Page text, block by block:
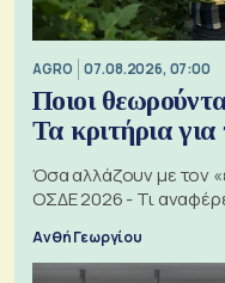
AGRO 07.08.2026, 07:00
Ποιοι
Τα κριτήρια για
Όσα αλλάζουν με τον
ΟΣΔΕ 2026 - Τι
Ανθή Γεωργίου